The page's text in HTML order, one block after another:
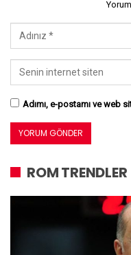
Adımı, e-postamı ve web
ROM TRENDLER